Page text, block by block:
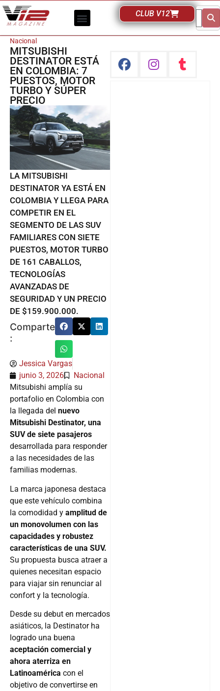
CLUB V12
Nacional
MITSUBISHI
DESTINATOR ESTÁ
EN COLOMBIA: 7
PUESTOS, MOTOR
TURBO Y SÚPER
PRECIO
LA MITSUBISHI
DESTINATOR YA ESTÁ EN
COLOMBIA Y LLEGA PARA
COMPETIR EN EL
SEGMENTO DE LAS SUV
FAMILIARES CON SIETE
PUESTOS, MOTOR TURBO
DE 161 CABALLOS,
TECNOLOGÍAS
AVANZADAS DE
SEGURIDAD Y UN PRECIO
DE $159.900.000.
Comparte
:
Jessica Vargas
junio 3, 2026
Nacional
Mitsubishi amplía su
portafolio en Colombia con
la llegada del nuevo
Mitsubishi Destinator, una
SUV de siete pasajeros
desarrollada para responder
a las necesidades de las
familias modernas.
La marca japonesa destaca
que este vehículo combina
la comodidad y amplitud de
un monovolumen con las
capacidades y robustez
características de una SUV.
Su propuesta busca atraer a
quienes necesitan espacio
para viajar sin renunciar al
confort y la tecnología.
Desde su debut en mercados
asiáticos, la Destinator ha
logrado una buena
aceptación comercial y
ahora aterriza en
Latinoamérica con el
objetivo de convertirse en